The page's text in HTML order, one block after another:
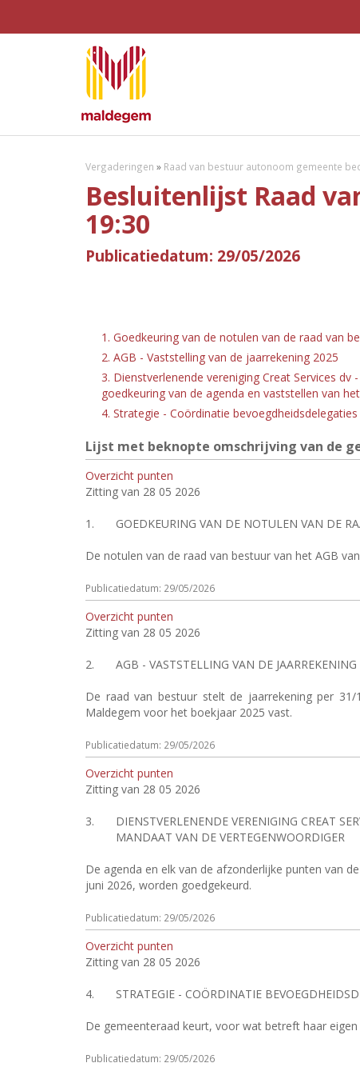
Vergaderingen » Raad van bestuur autonoom gemeente
Besluitenlijst Raad
19:30
Publicatiedatum: 29/05/2026
1. Goedkeuring van de notulen van de raad van
2. AGB - Vaststelling van de jaarrekening 2025
3. Dienstverlenende vereniging Creat Services
goedkeuring van de agenda en vaststellen van
4. Strategie - Coördinatie
Lijst met beknopte omschrijving van de
Overzicht punten
Zitting van 28 05 2026
1. GOEDKEURING VAN DE NOTULEN VAN DE
De notulen van de raad van bestuur van het AGB
Publicatiedatum: 29/05/2026
Overzicht punten
Zitting van 28 05 2026
2. AGB - VASTSTELLING VAN DE
De raad van bestuur stelt de jaarrekening per
Maldegem voor het boekjaar 2025 vast.
Publicatiedatum: 29/05/2026
Overzicht punten
Zitting van 28 05 2026
3.
DIENSTVERLENENDE VERENIGING CREAT
MANDAAT VAN DE VERTEGENWOORDIGER
De agenda en elk van de afzonderlijke punten van
juni 2026, worden goedgekeurd.
Publicatiedatum: 29/05/2026
Overzicht punten
Zitting van 28 05 2026
4. STRATEGIE - COÖRDINATIE
De gemeenteraad keurt, voor wat betreft haar
Publicatiedatum: 29/05/2026